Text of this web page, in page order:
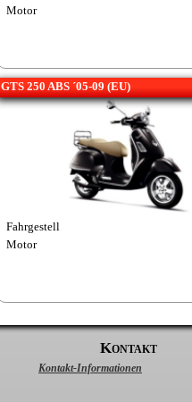
Motor
GTS 250 ABS ´05-09 (EU)
Fahrgestell
Motor
Kontakt
Kontakt-Informationen